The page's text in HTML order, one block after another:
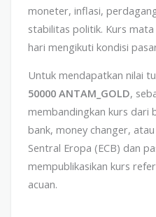
moneter, inflasi,
stabilitas politik. Kurs
hari mengikuti kondisi
Untuk mendapatkan nilai
50000 ANTAM_GOLD,
membandingkan kurs dari
bank, money changer,
Sentral Eropa (ECB) dan
mempublikasikan kurs
acuan.